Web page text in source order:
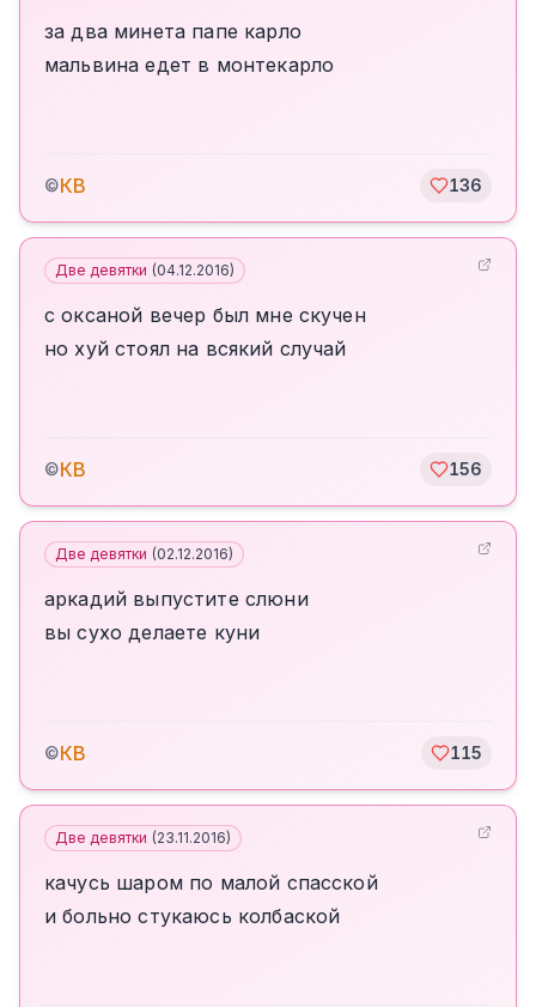
за два минета папе карло
мальвина едет в монтекарло
©КВ 136
Две девятки (04.12.2016)
с оксаной вечер был мне скучен
но хуй стоял на всякий случай
©КВ 156
Две девятки (02.12.2016)
аркадий выпустите слюни
вы сухо делаете куни
©КВ 115
Две девятки (23.11.2016)
качусь шаром по малой спасской
и больно стукаюсь колбаской